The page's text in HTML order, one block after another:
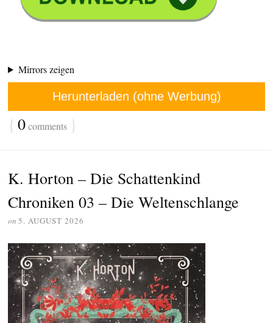
Mirrors zeigen
Herunterladen (ohne Werbung)
{ 0comments }
K. Horton – Die Schattenkind
Chroniken 03 – Die Weltenschlange
on 5. AUGUST 2026